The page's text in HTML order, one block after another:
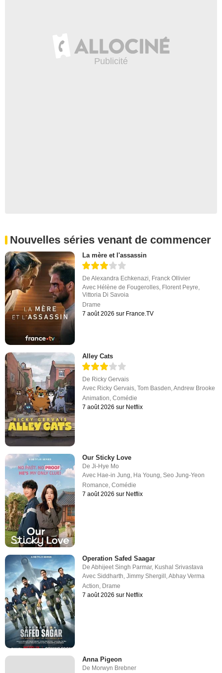
Nouvelles séries venant de commencer
La mère et l'assassin
DeAlexandra Echkenazi, Franck Ollivier
Avec Hélène de Fougerolles, Florent Peyre,
Vittoria Di Savoia
Drame
7 août 2026 sur France.TV
Alley Cats
De Ricky Gervais
Avec Ricky Gervais,Tom Basden,Andrew Brooke
Animation,Comédie
7 août 2026 sur Netflix
Our Sticky Love
DeJi-Hye Mo
Avec Hae-in Jung Ha Young ,Seo Jung-Yeon
Romance ,Comédie
7 août 2026 sur Netflix
Operation Safed Saagar
DeAbhijeet Singh Parmar, Kushal Srivastava
AvecSiddharth,Jimmy Shergill ,Abhay Verma
Action, Drame
7 août 2026 sur Netflix
Anna Pigeon
De Morwyn Brebner